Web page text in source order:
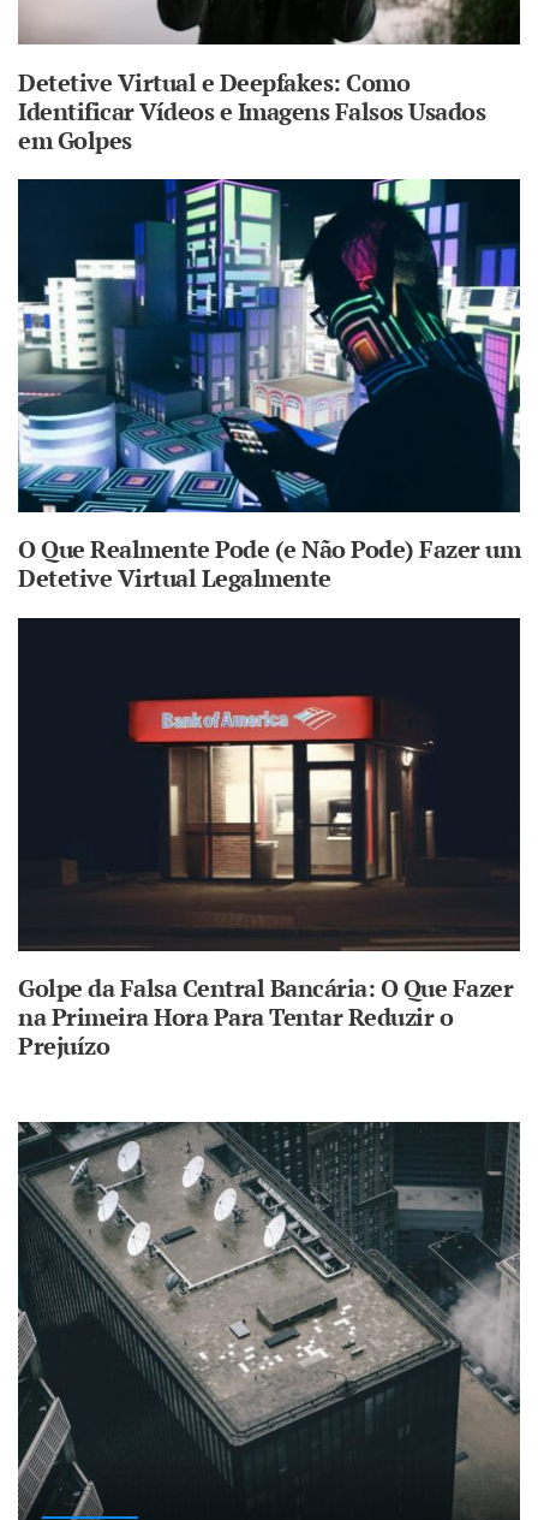
Detetive Virtual e Deepfakes: Como
Identificar Vídeos e Imagens Falsos Usados
em Golpes
O Que Realmente Pode (e Não Pode) Fazer um
Detetive Virtual Legalmente
Golpe da Falsa Central Bancária: O Que Fazer
na Primeira Hora Para Tentar Reduzir o
Prejuízo